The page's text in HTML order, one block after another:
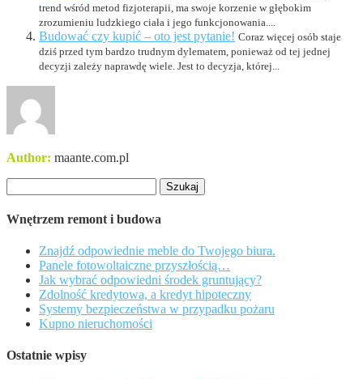
trend wśród metod fizjoterapii, ma swoje korzenie w głębokim
zrozumieniu ludzkiego ciała i jego funkcjonowania....
Budować czy kupić – oto jest pytanie! Coraz więcej osób staje
dziś przed tym bardzo trudnym dylematem, ponieważ od tej jednej
decyzji zależy naprawdę wiele. Jest to decyzja, której...
Author: maante.com.pl
Wnętrzem remont i budowa
Znajdź odpowiednie meble do Twojego biura.
Panele fotowoltaiczne przyszłością…
Jak wybrać odpowiedni środek gruntujący?
Zdolność kredytowa, a kredyt hipoteczny
Systemy bezpieczeństwa w przypadku pożaru
Kupno nieruchomości
Ostatnie wpisy